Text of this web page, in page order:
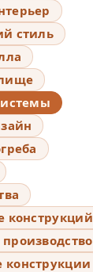
стиль
конструкций